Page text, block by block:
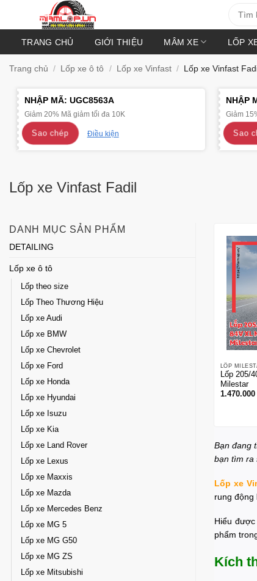
kiếm:
TRANG CHỦ GIỚI THIỆU MÂM XE LỐP
Trang chủ / Lốp xe ô tô / Lốp xe Vinfast / Lốp xe Vinfast
NHẬP MÃ: UGC8563A
Giảm 20% Mã giảm tối đa 10K
Sao chép Điều kiện
NHẬP
Giảm
Sao
Lốp xe Vinfast Fadil
DANH MỤC SẢN PHẨM
DETAILING
Lốp xe ô tô
Lốp theo size
Lốp Theo Thương Hiệu
Lốp xe Audi
Lốp xe BMW
Lốp xe Chevrolet
Lốp xe Ford
Lốp xe Honda
Lốp xe Hyundai
Lốp xe Isuzu
Lốp xe Kia
Lốp xe Land Rover
Lốp xe Lexus
Lốp xe Maxxis
Lốp xe Mazda
Lốp xe Mercedes Benz
Lốp xe MG 5
Lốp xe MG G50
Lốp xe MG ZS
Lốp xe Mitsubishi
LỐP
Lốp 205/
Milestar
1.470.000
Bạn đang
bạn tìm ra
Lốp xe
rung động
Hiểu được
phẩm
Kích